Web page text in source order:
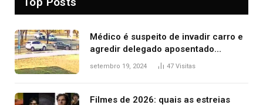
Médico é suspeito de invadir carro e
agredir delegado aposentado
durante confusão no trânsito
setembro 19, 2024 47 Visitas
Filmes de 2026: quais as estreias